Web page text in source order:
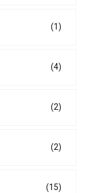
(1)
(4)
(2)
(2)
(15)